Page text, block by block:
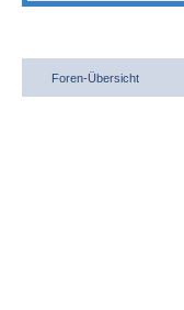
Foren-Übersicht